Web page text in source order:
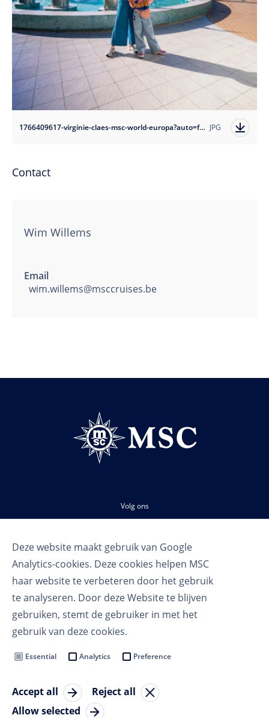
Deze website maakt gebruik van Google
Analytics-cookies. Deze cookies helpen MSC
haar website te verbeteren door het gebruik
te analyseren. Door deze Website te blijven
gebruiken, stemt de gebruiker in met het
gebruik van deze cookies.
Essential Analytics Preference
Accept all
Reject all
Allow selected
1766409617-virginie-claes-msc-world-europa?auto=format JPG
Contact
Wim Willems
Email
wim.willems@msccruises.be
Volg ons
Gebruikersvoorwaarden
Privacy voorwaarden
Cookie Settings
© Copyright 2023 MSC Cruises SA